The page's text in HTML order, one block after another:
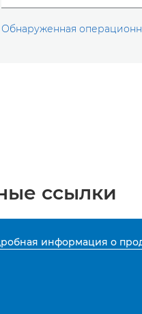
Обнаруженная
ссылки
информация о